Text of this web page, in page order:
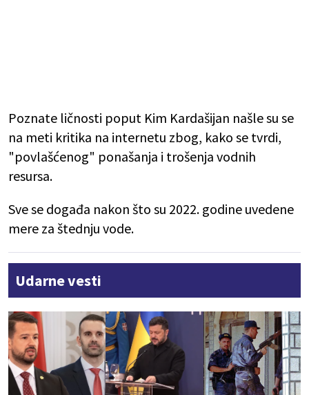
Poznate ličnosti poput Kim Kardašijan našle su se
na meti kritika na internetu zbog, kako se tvrdi,
"povlašćenog" ponašanja i trošenja vodnih
resursa.
Sve se događa nakon što su 2022. godine uvedene
mere za štednju vode.
Udarne vesti